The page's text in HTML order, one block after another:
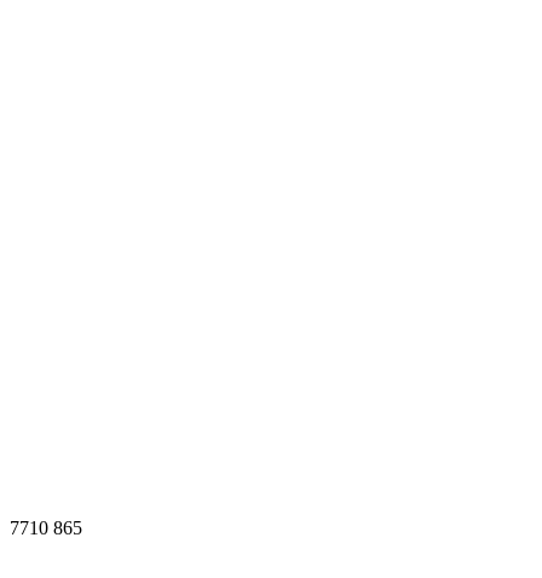
7710 865